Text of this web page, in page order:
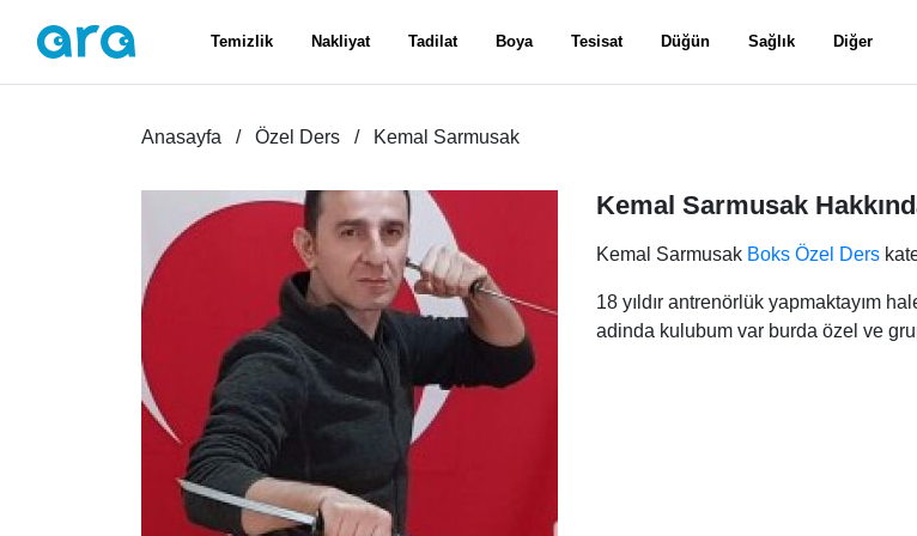
Temizlik Nakliyat Tadilat Boya Tesisat Düğün Sağlık Diğer
Anasayfa Özel Ders Kemal Sarmusak
Kemal Sarmusak
Kemal Sarmusak Boks Özel Ders
18 yıldır antrenörlük yapmaktayım
adinda kulubum var burda özel ve